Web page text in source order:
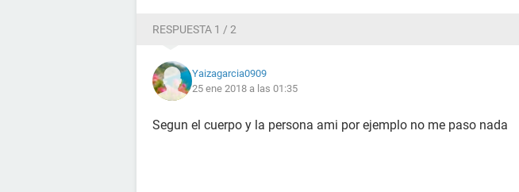
RESPUESTA 1 / 2
Yaizagarcia0909
25 ene 2018 a las 01:35
Segun el cuerpo y la persona ami por ejemplo no me paso nada